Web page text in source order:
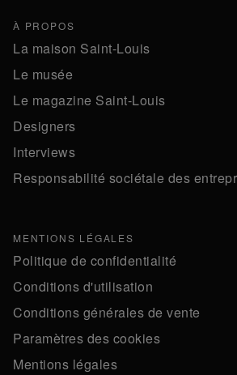
À PROPOS
La maison Saint-Louis
Le musée
Le magazine Saint-Louis
Designers
Interviews
Responsabilité sociétale des
MENTIONS LÉGALES
Politique de confidentialité
Conditions d'utilisation
Conditions générales de vente
Paramètres des cookies
Mentions légales